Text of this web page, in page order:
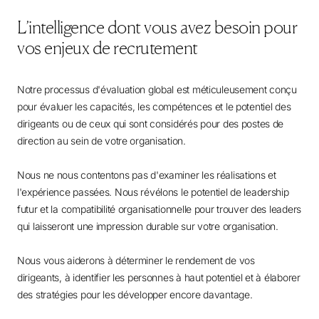
L’intelligence dont vous avez besoin pour
vos enjeux de recrutement
Notre processus d'évaluation global est méticuleusement conçu
pour évaluer les capacités, les compétences et le potentiel des
dirigeants ou de ceux qui sont considérés pour des postes de
direction au sein de votre organisation.
Nous ne nous contentons pas d'examiner les réalisations et
l'expérience passées. Nous révélons le potentiel de leadership
futur et la compatibilité organisationnelle pour trouver des leaders
qui laisseront une impression durable sur votre organisation.
Nous vous aiderons à déterminer le rendement de vos
dirigeants, à identifier les personnes à haut potentiel et à élaborer
des stratégies pour les développer encore davantage.